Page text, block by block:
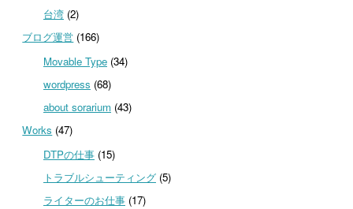
台湾(2)
ブログ運営 (166)
Movable Type(34)
wordpress (68)
about sorarium(43)
Works (47)
DTPの仕事(15)
トラブルシューティング(5)
ライターのお仕事(17)